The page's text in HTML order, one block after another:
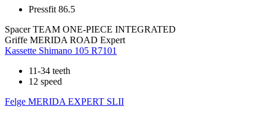
Pressfit 86.5
Spacer TEAM ONE-PIECE INTEGRATED
Griffe MERIDA ROAD Expert
Kassette Shimano 105 R7101
11-34 teeth
12 speed
Felge MERIDA EXPERT SLII